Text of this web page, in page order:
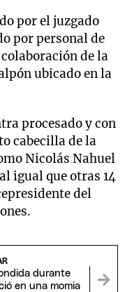
por el juzgado
por personal de
de la
ubicado en la
procesado y con
cabecilla de la
Nicolás Nahuel
igual que otras 14
del
durante
en una momia